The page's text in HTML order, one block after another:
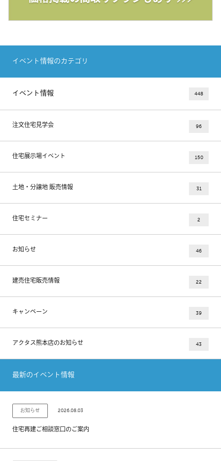
イベント情報のカテゴリ
イベント情報 448
注文住宅見学会 96
住宅展示場イベント 150
土地・分譲地 販売情報 31
住宅セミナー 2
お知らせ 46
建売住宅販売情報 22
キャンペーン 39
アクタス熊本店のお知らせ 43
最新のイベント情報
お知らせ 2026.08.03
住宅再建ご相談窓口のご案内